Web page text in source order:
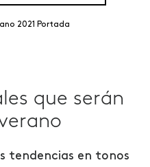
que serán
tendencias en tonos